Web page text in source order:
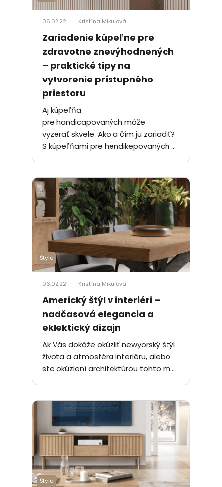
06.02.22 Kristína Mikulová
Zariadenie kúpeľne pre
zdravotne znevýhodnených
– praktické tipy na
vytvorenie prístupného
priestoru
Aj kúpeľňa
pre handicapovaných môže
vyzerať skvele. Ako a čím ju zariadiť?
S kúpeľňami pre hendikepovaných ...
Štýle
06.02.22 Kristína Mikulová
Americký štýl v interiéri –
nadčasová elegancia a
eklektický dizajn
Ak Vás dokáže okúzliť newyorský štýl
života a atmosféra interiéru, alebo
ste okúzlení architektúrou tohto m...
Štýle